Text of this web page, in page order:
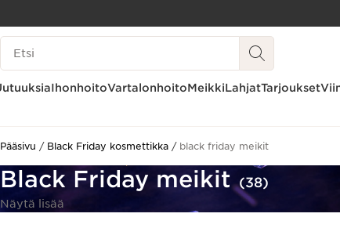
SIIRRY SISÄLTÖÖN
Hakuhistoria
IhonhoitoVartalonhoitoMeikkiLahjatTarjoukset
Pääsivu Black Friday kosmettikka black friday meikit
Black Friday meikit (38)
Näytä lisää